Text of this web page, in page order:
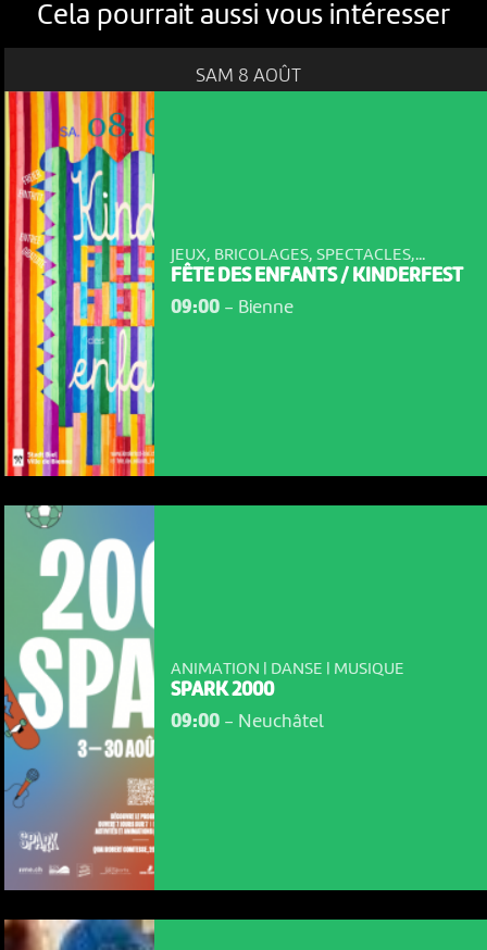
Cela pourrait aussi vous intéresser
SAM 8 AOÛT
JEUX, BRICOLAGES, SPECTACLES,...
FÊTE DES ENFANTS / KINDERFEST
09:00- Bienne
ANIMATION | DANSE | MUSIQUE
SPARK 2000
09:00- Neuchâtel